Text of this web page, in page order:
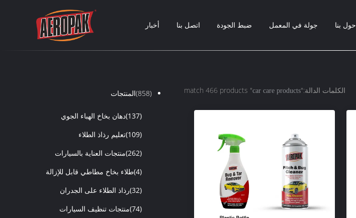
حول بنا جولة في المعمل ضبط الجودة اتصل بنا أخبار
المنتجات (858)
دهان بخاخ الهباء الجوي
(137)
تعليم رذاذ الطلاء
(109)
منتجات العناية بالسيارات
(262)
طلاء بخاخ مطاطي قابل للإزالة
(4)
رذاذ الطلاء على الجدران
(32)
منتجات تنظيف السيارات
(74)
الكلمات الدالة:"car care products
" match 466 products